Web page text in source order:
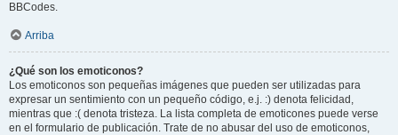
BBCodes.
Arriba
¿Qué son los emoticonos?
Los emoticonos son pequeñas imágenes que pueden ser utilizadas para
expresar un sentimiento con un pequeño código, e.j. :) denota felicidad,
mientras que :( denota tristeza. La lista completa de emoticones puede verse
en el formulario de publicación. Trate de no abusar del uso de emoticonos,